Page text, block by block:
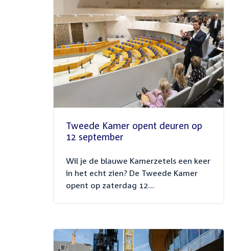
Tweede Kamer opent deuren op
12 september
Wil je de blauwe Kamerzetels een keer
in het echt zien? De Tweede Kamer
opent op zaterdag 12...